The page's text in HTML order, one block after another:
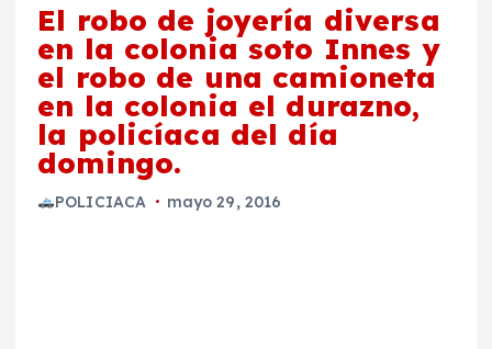
El robo de joyería diversa
en la colonia soto Innes y
el robo de una camioneta
en la colonia el durazno,
la policíaca del día
domingo.
POLICIACA mayo 29, 2016